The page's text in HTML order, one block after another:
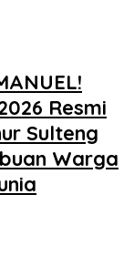
Resmi
Sulteng
Warga